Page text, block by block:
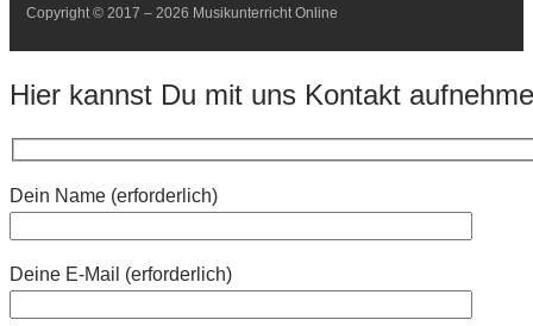
Copyright © 2017 – 2026 Musikunterricht Online
Hier kannst Du mit uns Kontakt
Dein Name (erforderlich)
Deine E-Mail (erforderlich)